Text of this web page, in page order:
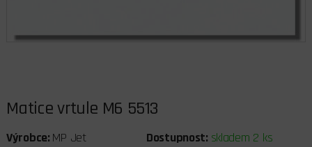
Matice vrtule M6 5513
Výrobce: MP Jet Dostupnost: skladem 2 ks